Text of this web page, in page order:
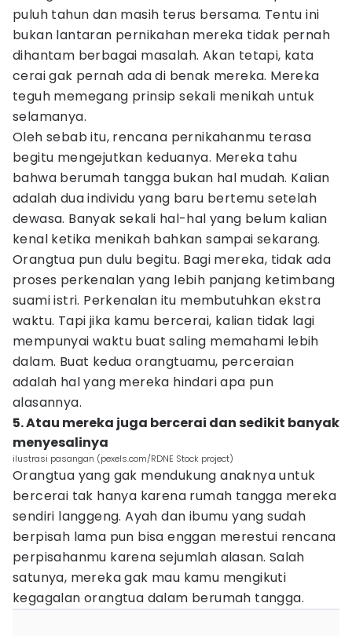
puluh tahun dan masih terus bersama. Tentu ini
bukan lantaran pernikahan mereka tidak pernah
dihantam berbagai masalah. Akan tetapi, kata
cerai gak pernah ada di benak mereka. Mereka
teguh memegang prinsip sekali menikah untuk
selamanya.
Oleh sebab itu, rencana pernikahanmu terasa
begitu mengejutkan keduanya. Mereka tahu
bahwa berumah tangga bukan hal mudah. Kalian
adalah dua individu yang baru bertemu setelah
dewasa. Banyak sekali hal-hal yang belum kalian
kenal ketika menikah bahkan sampai sekarang.
Orangtua pun dulu begitu. Bagi mereka, tidak ada
proses perkenalan yang lebih panjang ketimbang
suami istri. Perkenalan itu membutuhkan ekstra
waktu. Tapi jika kamu bercerai, kalian tidak lagi
mempunyai waktu buat saling memahami lebih
dalam. Buat kedua orangtuamu, perceraian
adalah hal yang mereka hindari apa pun
alasannya.
5. Atau mereka juga bercerai dan sedikit banyak
menyesalinya
ilustrasi pasangan (pexels.com/RDNE Stock project)
Orangtua yang gak mendukung anaknya untuk
bercerai tak hanya karena rumah tangga mereka
sendiri langgeng. Ayah dan ibumu yang sudah
berpisah lama pun bisa enggan merestui rencana
perpisahanmu karena sejumlah alasan. Salah
satunya, mereka gak mau kamu mengikuti
kegagalan orangtua dalam berumah tangga.